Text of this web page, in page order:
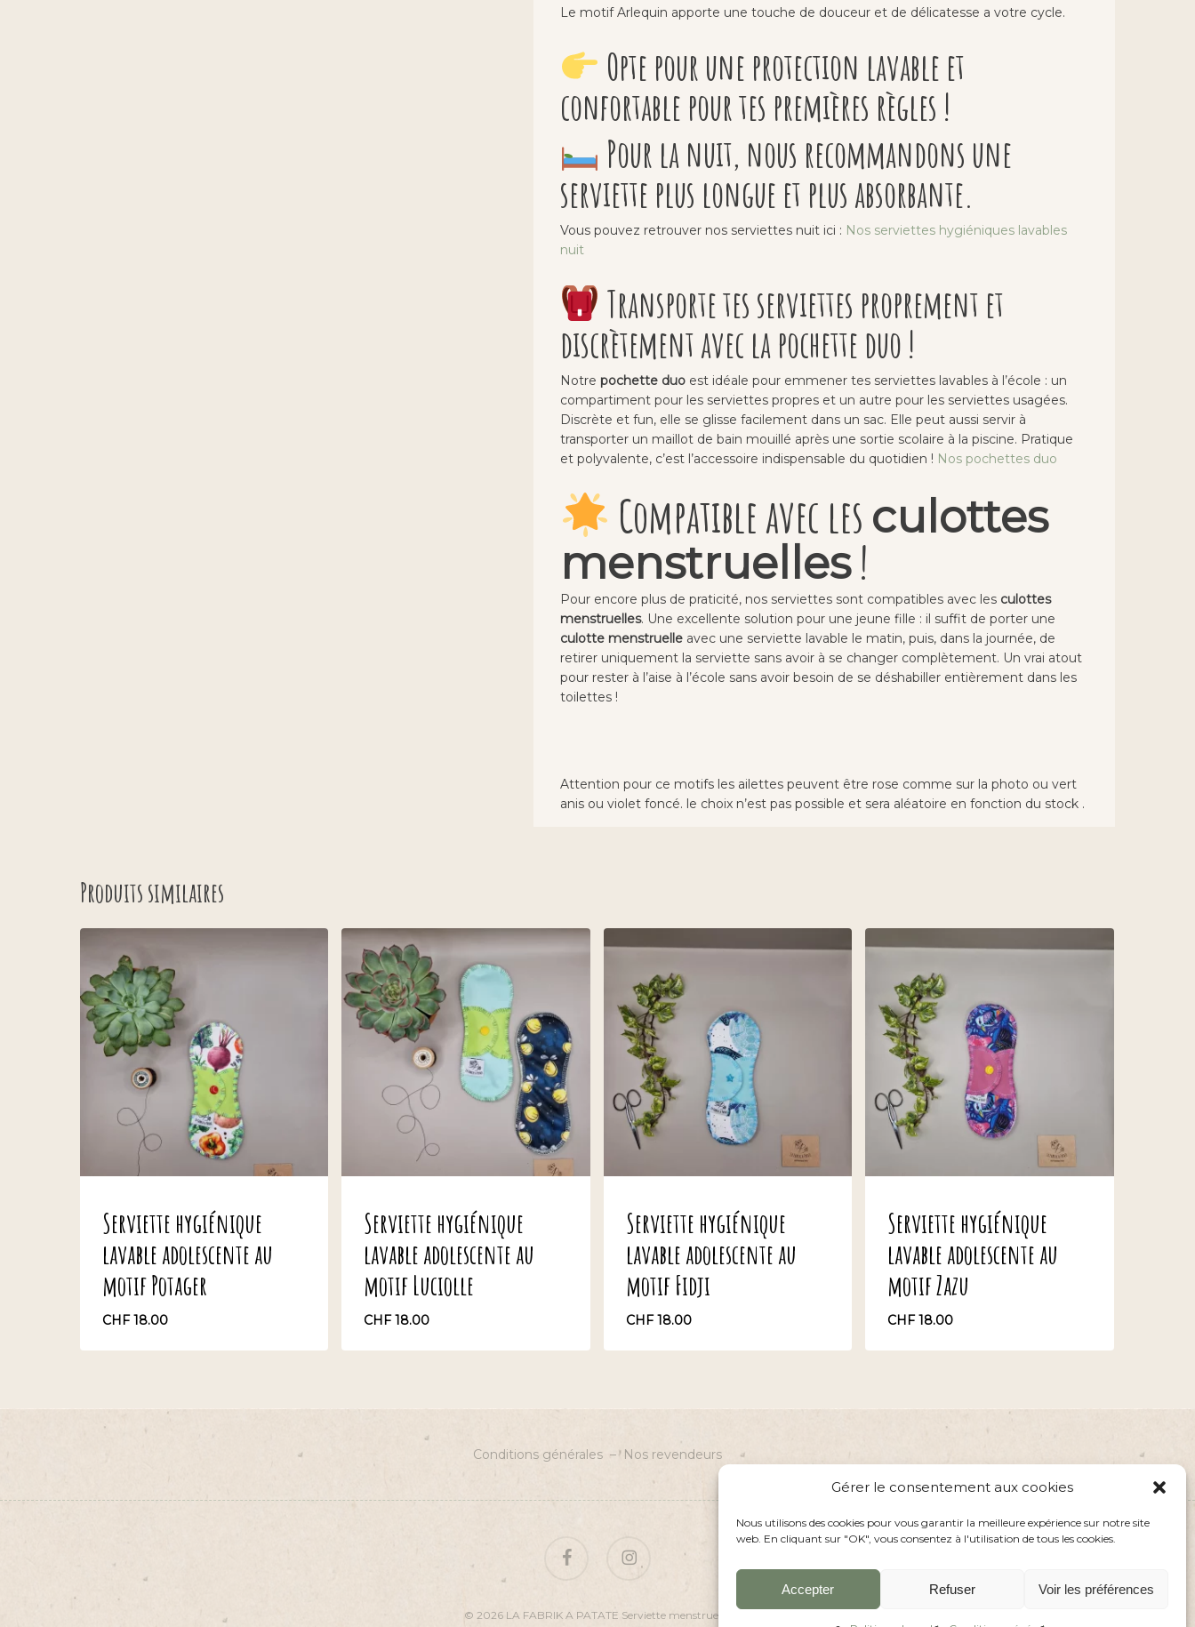
Gérer le consentement aux cookies
Nous utilisons des cookies pour vous garantir la meilleure expérience sur notre site
web. En cliquant sur "OK", vous consentez à l'utilisation de tous les cookies.
Accepter Refuser Voir les préférences
Le motif Arlequin apporte une touche de douceur et de délicatesse a votre cycle.
Opte pour une protection lavable et
confortable pour tes premières règles !
Pour la nuit, nous recommandons une
serviette plus longue et plus absorbante.
Vous pouvez retrouver nos serviettes nuit ici : Nos serviettes hygiéniques lavables
nuit
Transporte tes serviettes proprement et
discrètement avec la pochette duo !
Notre pochette duoest idéale pour emmener tes serviettes lavables à l’école : un
compartiment pour les serviettes propres et un autre pour les serviettes usagées.
Discrète et fun, elle se glisse facilement dans un sac. Elle peut aussi servir à
transporter un maillot de bain mouillé après une sortie scolaire à la piscine. Pratique
et polyvalente, c’est l’accessoire indispensable du quotidien ! Nos pochettes duo
Compatible avec les culottes
menstruelles!
Pour encore plus de praticité, nos serviettes sont compatibles avec les culottes
menstruelles. Une excellente solution pour une jeune fille : il suffit de porter une
culotte menstruelleavec une serviette lavable le matin, puis, dans la journée, de
retirer uniquement la serviette sans avoir à se changer complètement. Un vrai atout
pour rester à l’aise à l’école sans avoir besoin de se déshabiller entièrement dans les
toilettes !
Attention pour ce motifs les ailettes peuvent être rose comme sur la photo ou vert
anis ou violet foncé. le choix n’est pas possible et sera aléatoire en fonction du stock .
Produits similaires
Serviette hygiénique
lavable adolescente au
motif Potager
CHF18.00
CHF18.00
Serviette hygiénique
lavable adolescente au
motif Luciolle
CHF18.00
CHF18.00
Serviette hygiénique
lavable adolescente au
motif Fidji
CHF18.00
CHF18.00
Serviette hygiénique
lavable adolescente au
motif Zazu
CHF18.00
CHF18.00
Conditions générales – Nos revendeurs
© 2026 LA FABRIK A PATATE Serviette menstruelle.